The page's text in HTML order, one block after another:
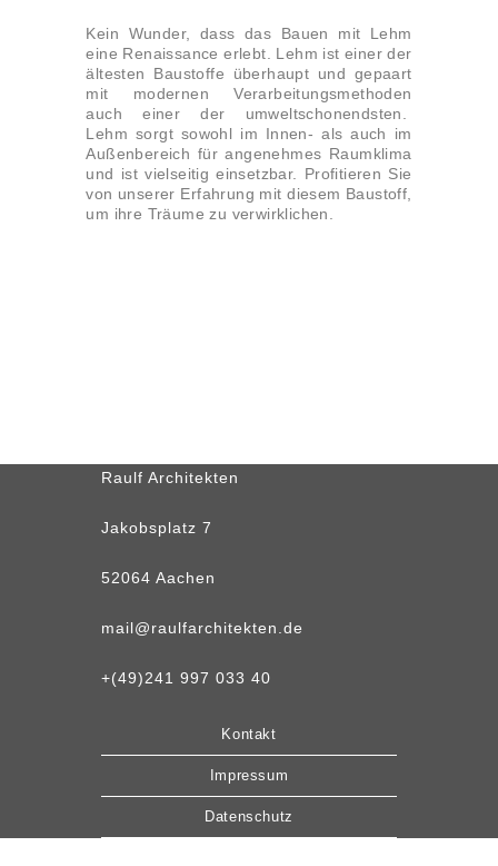
Kein Wunder, dass das Bauen mit Lehm
eine Renaissance erlebt. Lehm ist einer der
ältesten Baustoffe überhaupt und gepaart
mit modernen Verarbeitungsmethoden
auch einer der umweltschonendsten.
Lehm sorgt sowohl im Innen- als auch im
Außenbereich für angenehmes Raumklima
und ist vielseitig einsetzbar. Profitieren Sie
von unserer Erfahrung mit diesem Baustoff,
um ihre Träume zu verwirklichen.
Raulf Architekten
Jakobsplatz 7
52064 Aachen
mail@raulfarchitekten.de
+(49)241 997 033 40
Kontakt
Impressum
Datenschutz